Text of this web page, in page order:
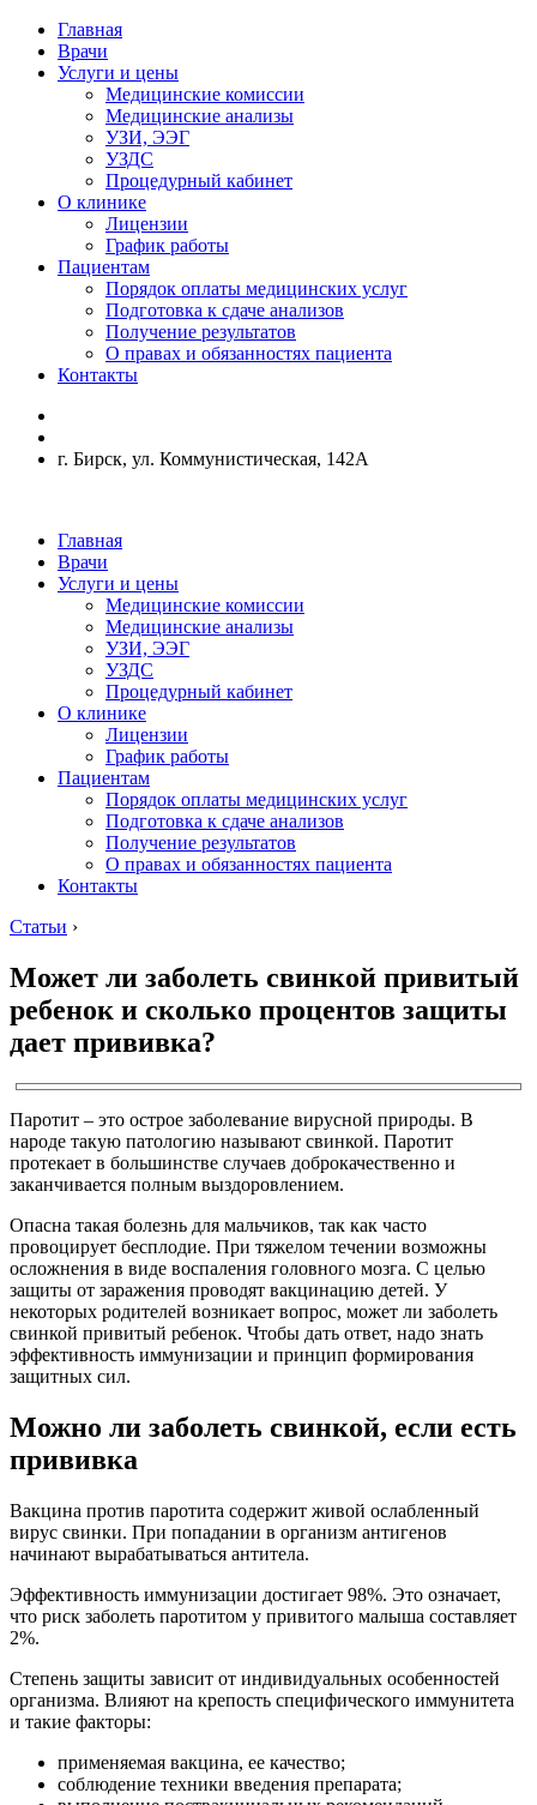
Главная
Врачи
Услуги и цены
Медицинские комиссии
Медицинские анализы
УЗИ, ЭЭГ
УЗДС
Процедурный кабинет
О клинике
Лицензии
График работы
Пациентам
Порядок оплаты медицинских услуг
Подготовка к сдаче анализов
Получение результатов
О правах и обязанностях пациента
Контакты
г. Бирск, ул. Коммунистическая, 142А
Главная
Врачи
Услуги и цены
Медицинские комиссии
Медицинские анализы
УЗИ, ЭЭГ
УЗДС
Процедурный кабинет
О клинике
Лицензии
График работы
Пациентам
Порядок оплаты медицинских услуг
Подготовка к сдаче анализов
Получение результатов
О правах и обязанностях пациента
Контакты
Статьи ›
Может ли заболеть свинкой привитый
ребенок и сколько процентов защиты
дает прививка?
Паротит – это острое заболевание вирусной природы. В
народе такую патологию называют свинкой. Паротит
протекает в большинстве случаев доброкачественно и
заканчивается полным выздоровлением.
Опасна такая болезнь для мальчиков, так как часто
провоцирует бесплодие. При тяжелом течении возможны
осложнения в виде воспаления головного мозга. С целью
защиты от заражения проводят вакцинацию детей. У
некоторых родителей возникает вопрос, может ли заболеть
свинкой привитый ребенок. Чтобы дать ответ, надо знать
эффективность иммунизации и принцип формирования
защитных сил.
Можно ли заболеть свинкой, если есть
прививка
Вакцина против паротита содержит живой ослабленный
вирус свинки. При попадании в организм антигенов
начинают вырабатываться антитела.
Эффективность иммунизации достигает 98%. Это означает,
что риск заболеть паротитом у привитого малыша составляет
2%.
Степень защиты зависит от индивидуальных особенностей
организма. Влияют на крепость специфического иммунитета
и такие факторы:
применяемая вакцина, ее качество;
соблюдение техники введения препарата;